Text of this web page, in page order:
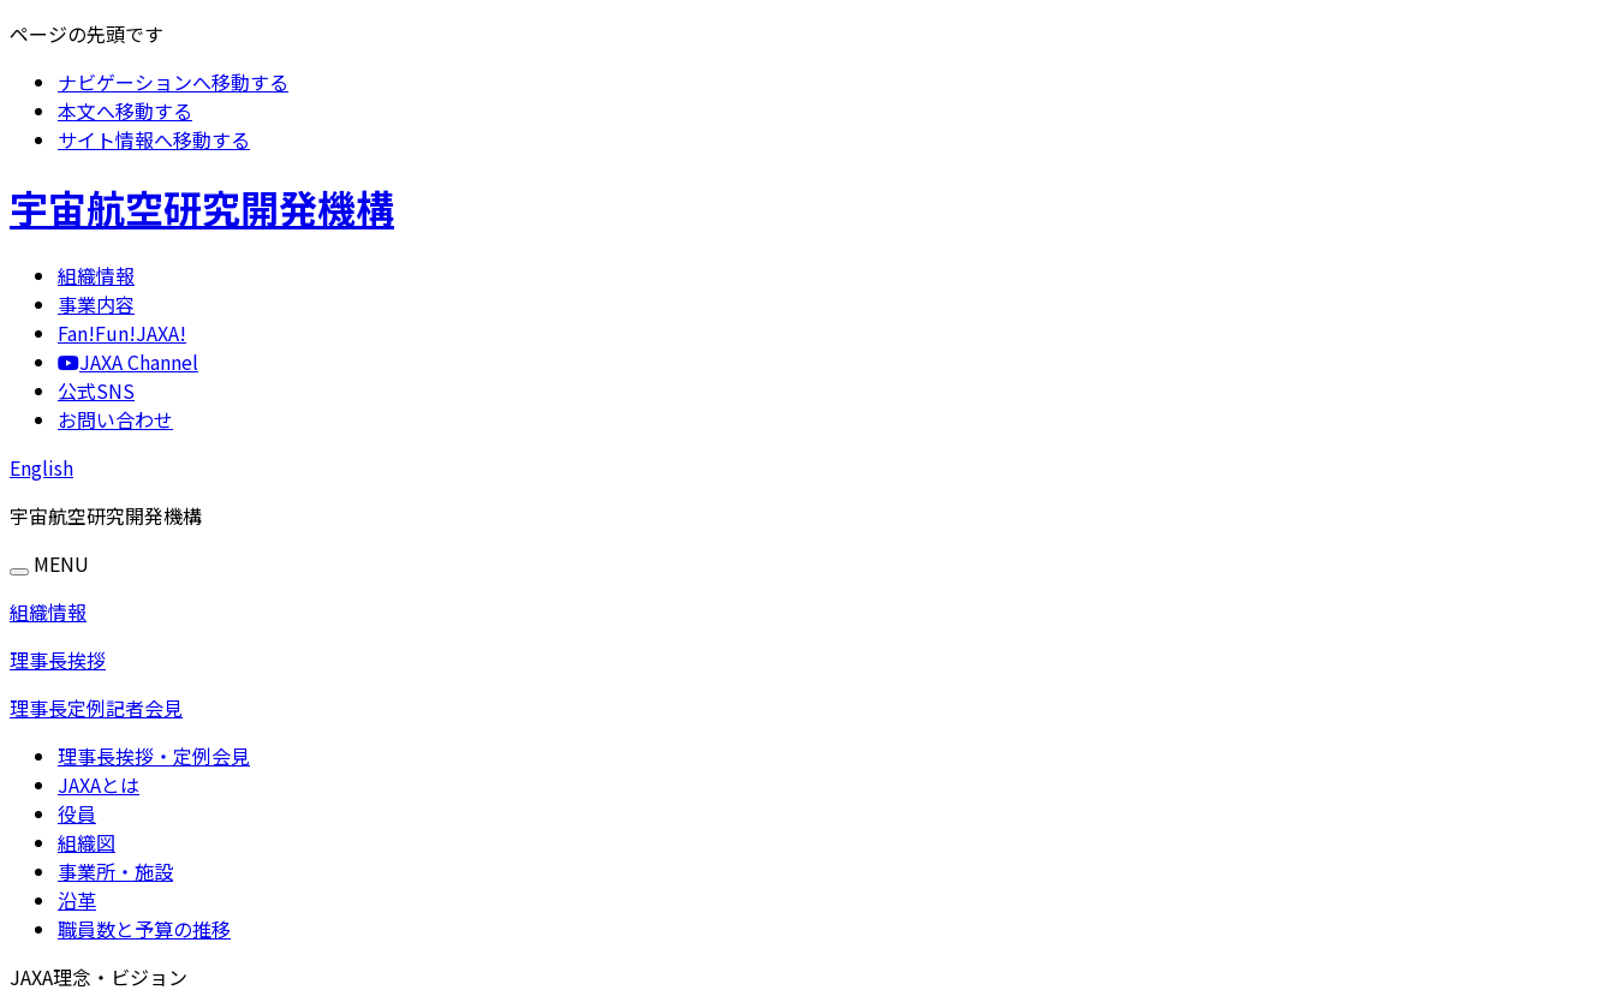
ページの先頭です
ナビゲーションへ移動する
本文へ移動する
サイト情報へ移動する
宇宙航空研究開発機構
組織情報
事業内容
Fan!Fun!JAXA!
JAXA Channel
公式SNS
お問い合わせ
English
宇宙航空研究開発機構
MENU
組織情報
理事長挨拶
理事長定例記者会見
理事長挨拶・定例会見
JAXAとは
役員
組織図
事業所・施設
沿革
職員数と予算の推移
JAXA理念・ビジョン